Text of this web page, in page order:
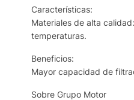
Características:
Materiales de alta
temperaturas.
Beneficios:
Mayor capacidad de
Sobre Grupo Motor